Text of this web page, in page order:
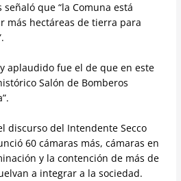
que “la Comuna está
más hectáreas de tierra para
aplaudido fue el de que en este
Salón de Bomberos
discurso del Intendente Secco
60 cámaras más, cámaras en
y la contención de más de
a integrar a la sociedad.